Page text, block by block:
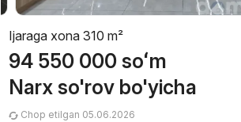
Ijaraga xona 310 m²
94 550 000 soʻm
Narx so'rov bo'yicha
Chop etilgan 05.06.2026